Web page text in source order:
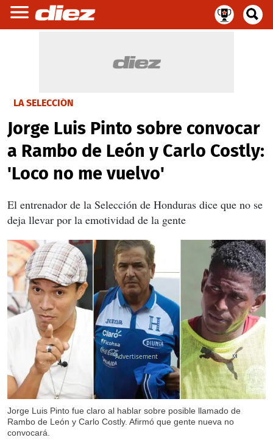
LA SELECCIÓN
Jorge Luis Pinto sobre convocar
a Rambo de León y Carlo Costly:
'Loco no me vuelvo'
El entrenador de la Selección de Honduras dice que no se
deja llevar por la emotividad de la gente
Jorge Luis Pinto fue claro al hablar sobre posible llamado de
Rambo de León y Carlo Costly. Afirmó que gente nueva no
convocará.
X